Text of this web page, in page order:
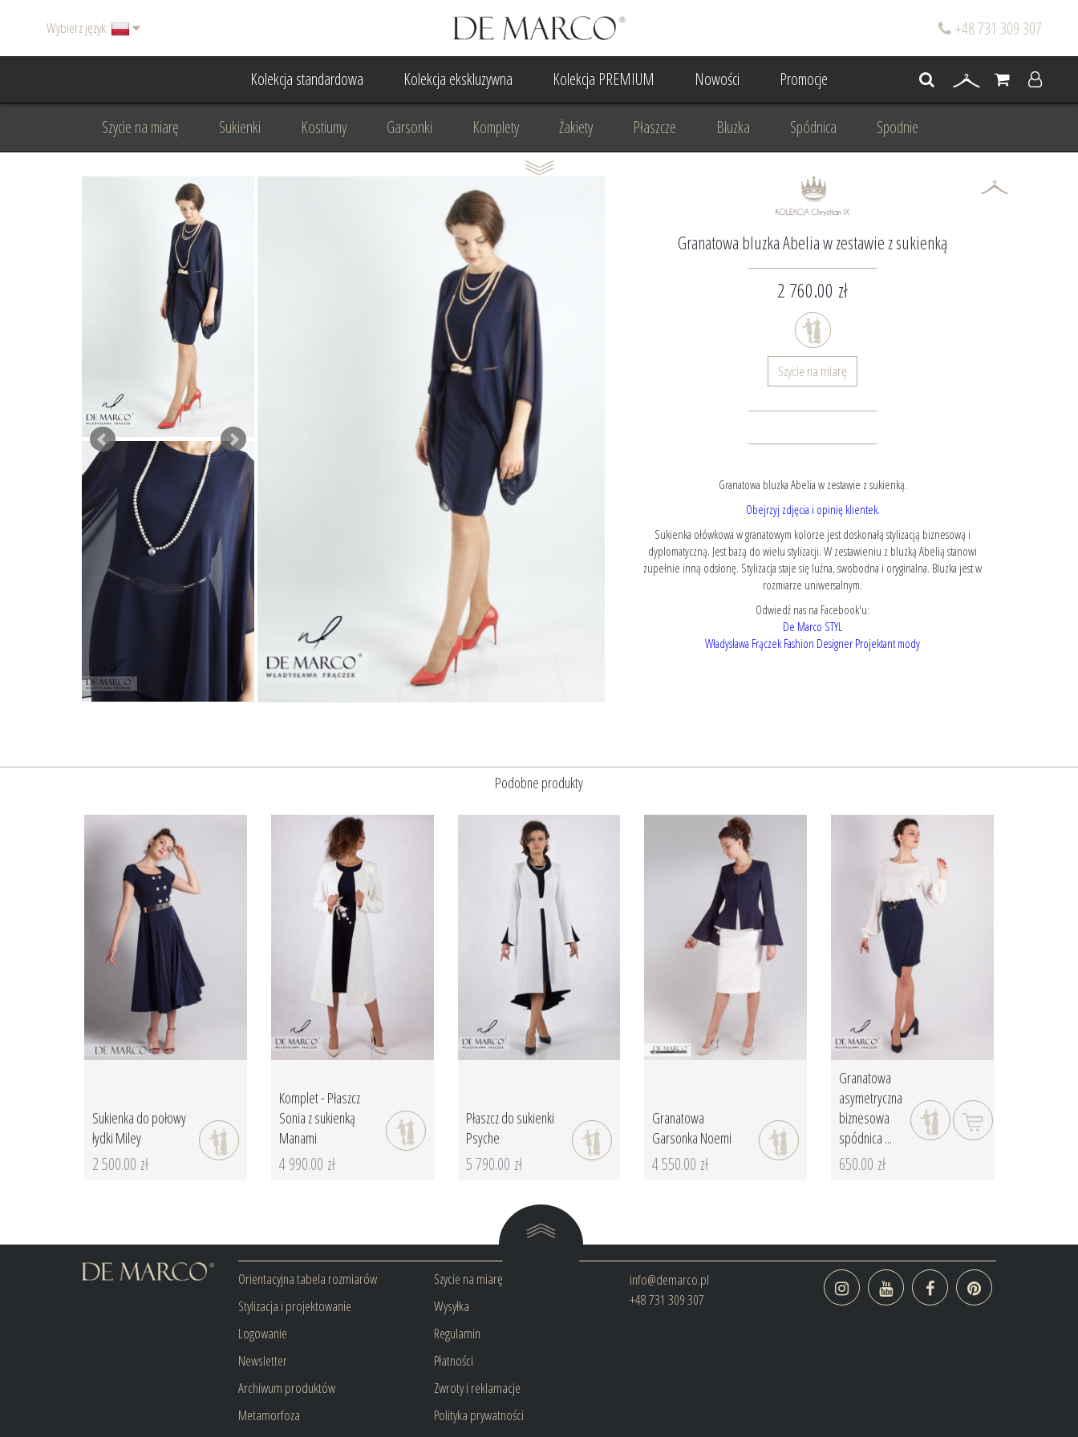
+48 731 309 307
Wybierz język:
Kolekcja standardowa Kolekcja ekskluzywna Kolekcja PREMIUM Nowości Promocje
Szycie na miarę Sukienki Kostiumy Garsonki Komplety Żakiety Płaszcze Bluzka Spódnica Spodnie
Basic Garnitury damskie Suknia Ślubna Dla mamy wesela
Odzież wizytowa Odzież biznesowa Na komunię Projektowanie/ Stylizacja
Granatowa bluzka Abelia w zestawie z sukienką
2 760.00 zł
Szycie na miarę
Granatowa bluzka Abelia w zestawie z sukienką.
Obejrzyj zdjęcia i opinię klientek.
Sukienka ołówkowa w granatowym kolorze jest doskonałą stylizacją biznesową i
dyplomatyczną. Jest bazą do wielu stylizacji. W zestawieniu z bluzką Abelią stanowi
zupełnie inną odsłonę. Stylizacja staje się luźna, swobodna i oryginalna. Bluzka jest w
rozmiarze uniwersalnym.
Odwiedź nas na Facebook'u:
De Marco STYL
Władysława Frączek Fashion Designer Projektant mody
Podobne produkty
Sukienka do połowy
łydki Miley
2 500.00 zł
Komplet - Płaszcz
Sonia z sukienką
Manami
4 990.00 zł
Płaszcz do sukienki
Psyche
5 790.00 zł
Granatowa
Garsonka Noemi
4 550.00 zł
Granatowa
asymetryczna
biznesowa
spódnica ...
650.00 zł
Orientacyjna tabela rozmiarów
Stylizacja i projektowanie
Logowanie
Newsletter
Archiwum produktów
Metamorfoza
Szycie na miarę
Wysyłka
Regulamin
Płatności
Zwroty i reklamacje
Polityka prywatności
info@demarco.pl
+48 731 309 307